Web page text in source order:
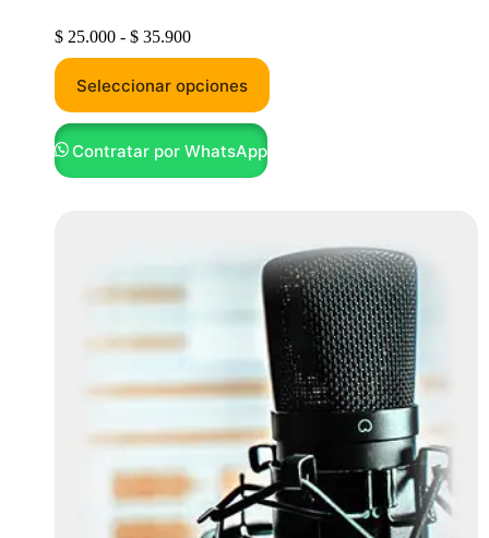
$ 25.000 - $ 35.900
Seleccionar opciones
Contratar por WhatsApp